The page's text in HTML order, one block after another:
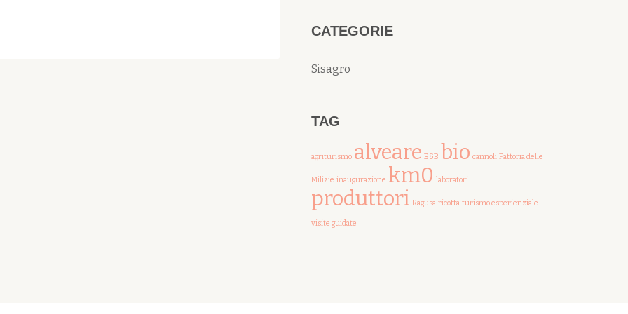
CATEGORIE
Sisagro
TAG
agriturismo alveare B&B bio cannoli Fattoria delle
Milizie inaugurazione km0 laboratori
produttori Ragusa ricotta turismo esperienziale
visite guidate